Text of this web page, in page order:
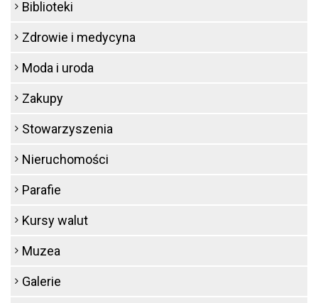
Biblioteki
Zdrowie i medycyna
Moda i uroda
Zakupy
Stowarzyszenia
Nieruchomości
Parafie
Kursy walut
Muzea
Galerie